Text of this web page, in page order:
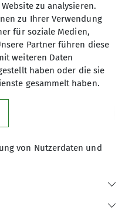
zu analysieren.
zu Ihrer Verwendung
für soziale Medien,
Partner führen diese
weiteren Daten
haben oder die sie
gesammelt haben.
von Nutzerdaten und